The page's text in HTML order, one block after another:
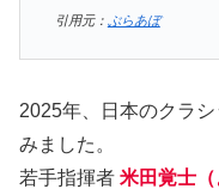
引用元： ぶらあぼ
2025年、日本のクラ
みました。
若手指揮者 米田覚士（